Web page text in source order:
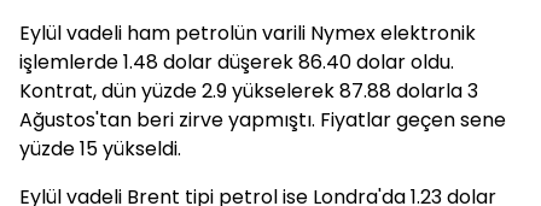
Eylül vadeli ham petrolün varili Nymex elektronik
işlemlerde 1.48 dolar düşerek 86.40 dolar oldu.
Kontrat, dün yüzde 2.9 yükselerek 87.88 dolarla 3
Ağustos'tan beri zirve yapmıştı. Fiyatlar geçen sene
yüzde 15 yükseldi.
Eylül vadeli Brent tipi petrol ise Londra'da 1.23 dolar